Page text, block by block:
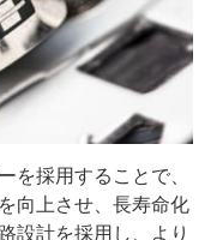
を採用することで、
向上させ、長寿命化
設計を採用し、より